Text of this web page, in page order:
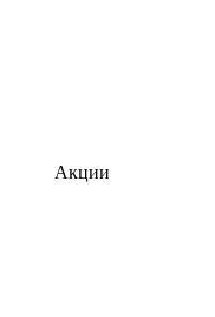
Акции